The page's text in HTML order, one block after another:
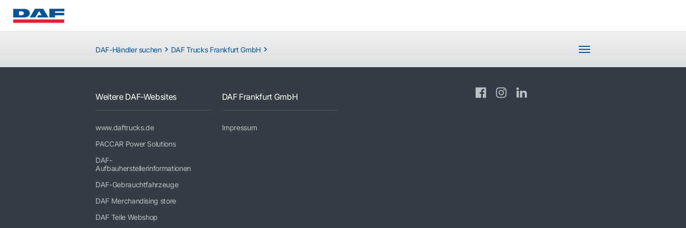
DAF-Händler suchen DAF Trucks Frankfurt GmbH
Weitere DAF-Websites
www.daftrucks.de
PACCAR Power Solutions
DAF-
Aufbauherstellerinformationen
DAF-Gebrauchtfahrzeuge
DAF Merchandising store
DAF Teile Webshop
DAF Frankfurt GmbH
Impressum